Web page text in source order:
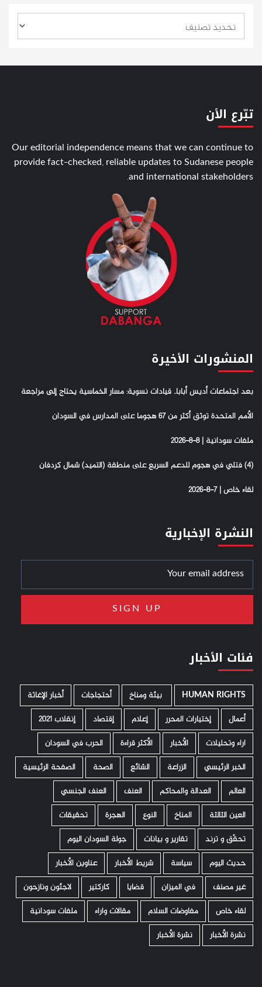
تبّرع الأن
Our editorial independence means that we can continue to
provide fact-checked, reliable updates to Sudanese people
and international stakeholders.
المنشورات الأخيرة
بعد اجتماعات أديس أبابا.. قيادات نسوية: مسار الخماسية يحتاج إلى مراجعة
الأمم المتحدة توثق أكثر من 67 هجوما على المدارس في السودان
ملفات سودانية | 8-8-2026
(4) فتلي في هجوم للدعم السريع على منطقة (التميد) شمال كردفان
لقاء خاص | 7-8-2026
النشرة الإخبارية
فئات الأخبار
HUMAN RIGHTS ­ بيئة ومناخ أحتجاجات
أخبار الإغاثة
أعمال
إختيارات المحرر إعلام إقتصاد
إنقلاب 2021
اراء وتحليلات
الأخبار الأكثر قراءة
الحرب في السودان
الخبر الرئيسي
الزراعة الشائع الصحة
الصفحة الرئيسية
العالم
العدالة والمحاكم العنف
العنف الجنسي
العين الثالثة
المناخ النوع الهجرة
تحقيقات
تحقّق و ترند
تقارير و بيانات
جولة السودان اليوم
حديث اليوم
سياسة شريط الأخبار
عناوين الأخبار
غير مصنف
في الميزان قضايا كاركتير
لاجئون ونازحون
لقاء خاص
مفاوضات السلام مقالات واراء
ملفات سودانية
نشرة الأخبار
نشرة الأخبار